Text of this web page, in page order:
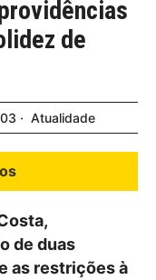
de
Atualidade
de duas
as restrições à